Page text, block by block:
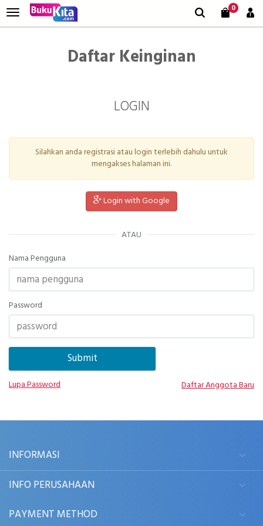
0
Daftar Keinginan
LOGIN
Silahkan anda registrasi atau login terlebih dahulu untuk
mengakses halaman ini.
Login with Google
ATAU
Nama Pengguna
Password
Lupa Password Daftar Anggota Baru
INFORMASI
INFO PERUSAHAAN
PAYMENT METHOD